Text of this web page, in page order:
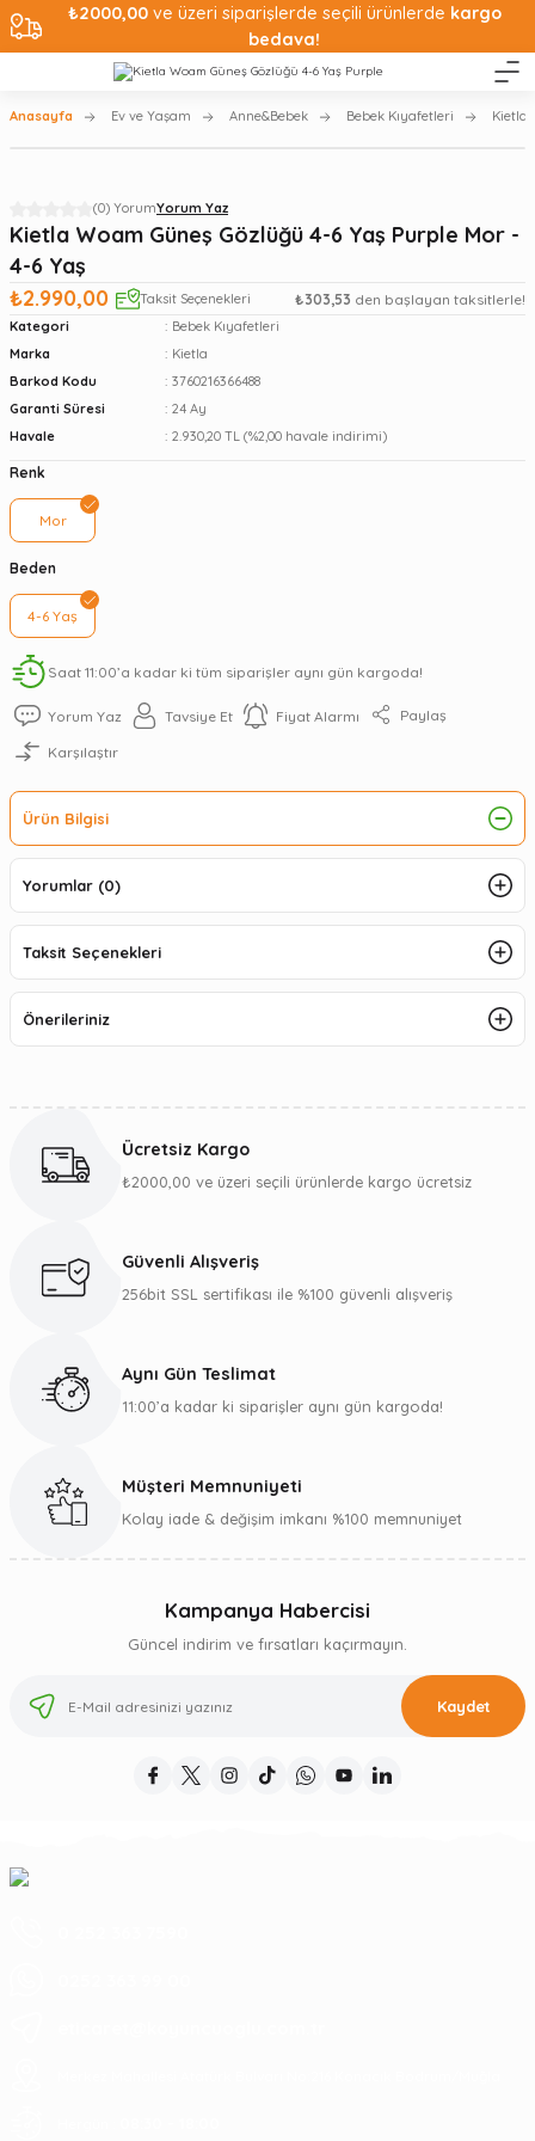
₺2000,00ve üzeri siparişlerde seçili ürünlerde kargo
bedava!
Anasayfa Ev ve Yaşam Anne&Bebek Bebek Kıyafetleri Kietla
(0) YorumYorum Yaz
Kietla Woam Güneş Gözlüğü 4-6 Yaş Purple Mor -
4-6 Yaş
₺2.990,00
Taksit Seçenekleri ₺303,53 den başlayan taksitlerle!
Kategori
Bebek Kıyafetleri
Marka
Kietla
Barkod Kodu
3760216366488
Garanti Süresi
24 Ay
Havale
2.930,20 TL (%2,00 havale indirimi)
Renk
Mor
Beden
4-6 Yaş
Saat 11:00’a kadar ki tüm siparişler aynı gün kargoda!
Yorum Yaz Tavsiye Et Fiyat Alarmı Paylaş
Karşılaştır
Ürün Bilgisi
Yorumlar (0)
Taksit Seçenekleri
Önerileriniz
Ücretsiz Kargo
₺2000,00 ve üzeri seçili ürünlerde kargo ücretsiz
Güvenli Alışveriş
256bit SSL sertifikası ile %100 güvenli alışveriş
Aynı Gün Teslimat
11:00’a kadar ki siparişler aynı gün kargoda!
Müşteri Memnuniyeti
Kolay iade & değişim imkanı %100 memnuniyet
Kampanya Habercisi
Güncel indirim ve fırsatları kaçırmayın.
Kaydet